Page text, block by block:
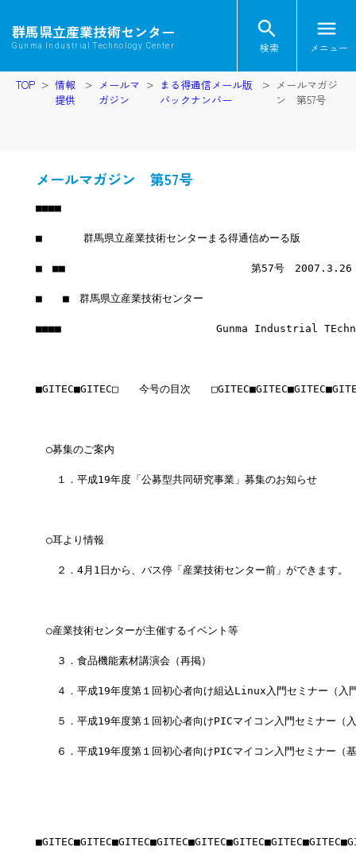
群馬県立産業技術センター
Gunma Industrial Technology Center
search
検索
menu
メニュー
TOP
情報
提供
メールマ
ガジン
まる得通信メール版
バックナンバー
メールマガジ
ン 第57号
メールマガジン 第57号
■■■■
■　　　　群馬県立産業技術センターまる得通信めーる版
■　■■　　　　　　　　　　　　　　　　　　第57号　2007.3.26
■　　■　群馬県立産業技術センター
■■■■　　　　　　　　　　　　　　　Gunma Industrial
■GITEC■GITEC□　　今号の目次　　
○募集のご案内
１．平成19年度「公募型共同研究事業」募集のお知らせ
○耳より情報
２．4月1日から、バス停「産業技術センター前」ができます。
○産業技術センターが主催するイベント等
３．食品機能素材講演会（再掲）
４．平成19年度第１回初心者向け組込Linux入門セミナー（入
５．平成19年度第１回初心者向けPICマイコン入門セミナー（
６．平成19年度第１回初心者向けPICマイコン入門セミナー（